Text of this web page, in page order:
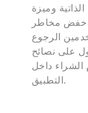
وميزة
خفض مخاطر
الرجوع
على نصائح
الشراء داخل
التطبيق.